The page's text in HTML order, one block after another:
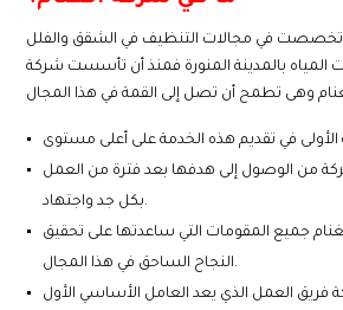
تخصصت في مجالات التنظيف في الشقق والفلل
المياه بالمدينة المنورة فمنذ أن تأسست شركة
من الوصول إلى هدفها بعد فترة من العمل
بكل جد واجتهاد.
جميع المقومات التي ساعدتها على تحقيق
النجاح الساحق في هذا المجال.
العمل الذي يعد العامل الأساسي الأول